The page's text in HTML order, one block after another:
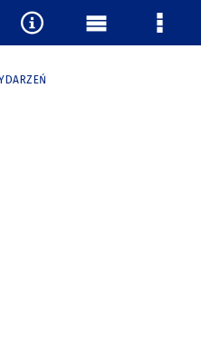
Narzędzia
Menu Menu